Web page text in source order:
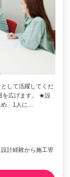
して活躍してくだ
を広げます。 ★設
、1人に…
計経験から施工管